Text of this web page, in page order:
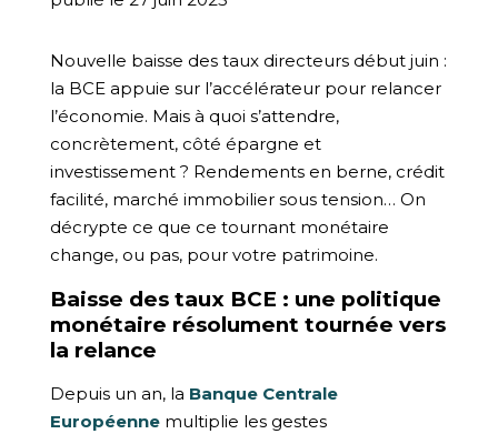
Nouvelle baisse des taux directeurs début juin :
la BCE appuie sur l’accélérateur pour relancer
l’économie. Mais à quoi s’attendre,
concrètement, côté épargne et
investissement ? Rendements en berne, crédit
facilité, marché immobilier sous tension… On
décrypte ce que ce tournant monétaire
change, ou pas, pour votre patrimoine.
Baisse des taux BCE : une politique
monétaire résolument tournée vers
la relance
Depuis un an, la Banque Centrale
Européennemultiplie les gestes